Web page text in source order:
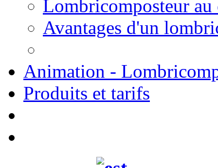
Lombricomposteur
Avantages d'un
Animation -
Produits et tarifs